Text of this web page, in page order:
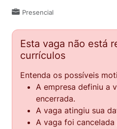
Presencial
Esta vaga não está
currículos
Entenda os possíveis
A empresa definiu a
encerrada.
A vaga atingiu sua
A vaga foi cancelada